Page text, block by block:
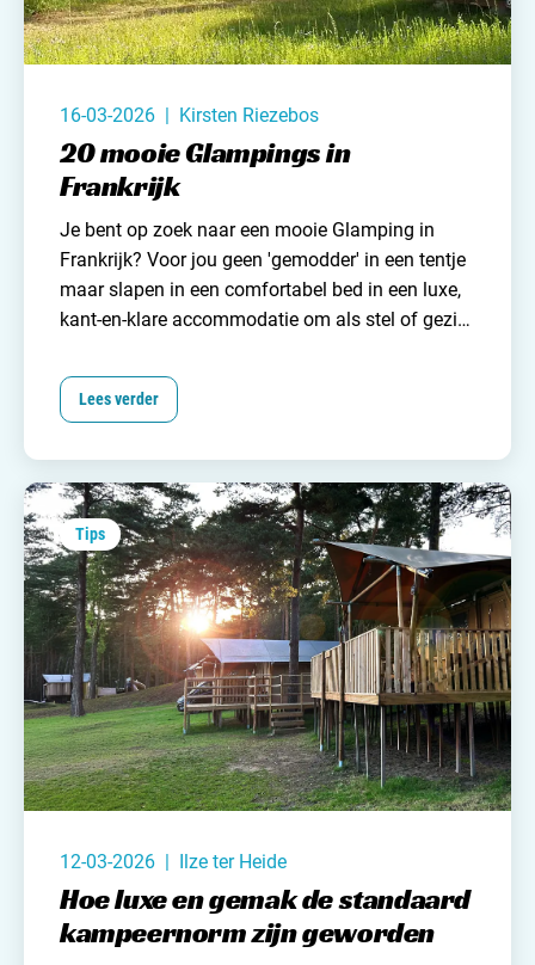
16-03-2026 | Kirsten Riezebos
20 mooie Glampings in
Frankrijk
Je bent op zoek naar een mooie Glamping in
Frankrijk? Voor jou geen 'gemodder' in een tentje
maar slapen in een comfortabel bed in een luxe,
kant-en-klare accommodatie om als stel of gezin
Glamping ook veel gemak. Na je lange reis naar
Frankrijk staat bij aankomst alles voor je klaar.
worden is.
Lees verder
Tips
12-03-2026 | Ilze ter Heide
Hoe luxe en gemak de standaard
kampeernorm zijn geworden